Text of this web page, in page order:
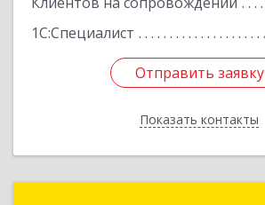
1С:Специалист
Отправить заявку
Показать контакты
Отправить заявку
Назад